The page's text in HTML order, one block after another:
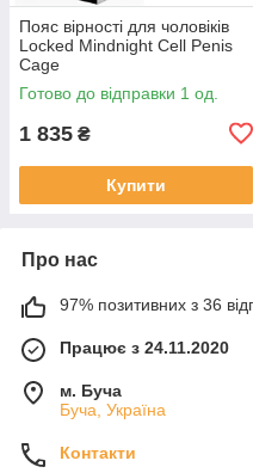
Пояс вірності для чоловіків
Locked Mindnight Cell Penis
Cage
Готово до відправки 1 од.
1 835 ₴
Купити
Про нас
97% позитивних з 36
Працює з 24.11.2020
м. Буча
Буча, Україна
Контакти